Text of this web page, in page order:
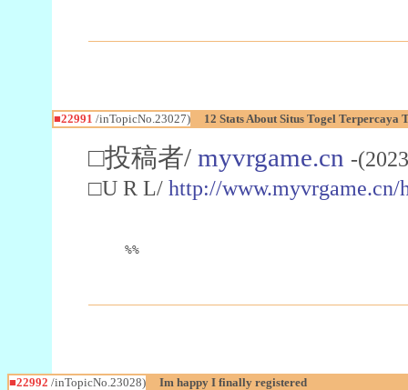
■22991 /inTopicNo.23027) 12 Stats About Situs Togel Terpercaya
□投稿者/ myvrgame.cn -
□U R L/ http://www.myvrgame.cn/
%%
■22992 /inTopicNo.23028) Im happy I finally registered